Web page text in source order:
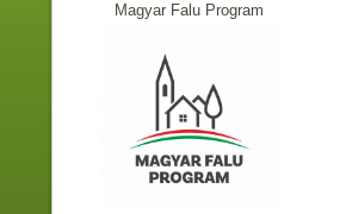
Magyar Falu Program